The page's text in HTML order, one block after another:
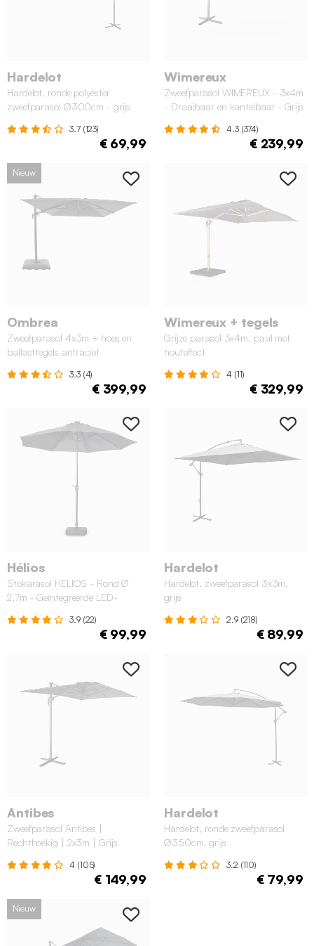
Hardelot
Hardelot, ronde polyester
zweefparasol Ø300cm - grijs
3.7 (123)
€ 69,99
Wimereux
Zweefparasol WIMEREUX - 3x4m
- Draaibaar en kantelbaar - Grijs
4.3 (374)
€ 239,99
Nieuw
Ombrea
Zweefparasol 4x3m + hoes en
ballasttegels antraciet
3.3 (4)
€ 399,99
Wimereux + tegels
Grijze parasol 3x4m, paal met
houteffect
4 (11)
€ 329,99
Hélios
Stokarasol HELIOS - Rond Ø
2,7m - Geïntegreerde LED-
3.9 (22)
€ 99,99
Hardelot
Hardelot, zweefparasol 3x3m,
grijs
2.9 (218)
€ 89,99
Antibes
Zweefparasol Antibes |
Rechthoekig | 2x3m | Grijs
4 (105)
€ 149,99
Hardelot
Hardelot, ronde zweefparasol
Ø350cm, grijs
3.2 (110)
€ 79,99
Nieuw